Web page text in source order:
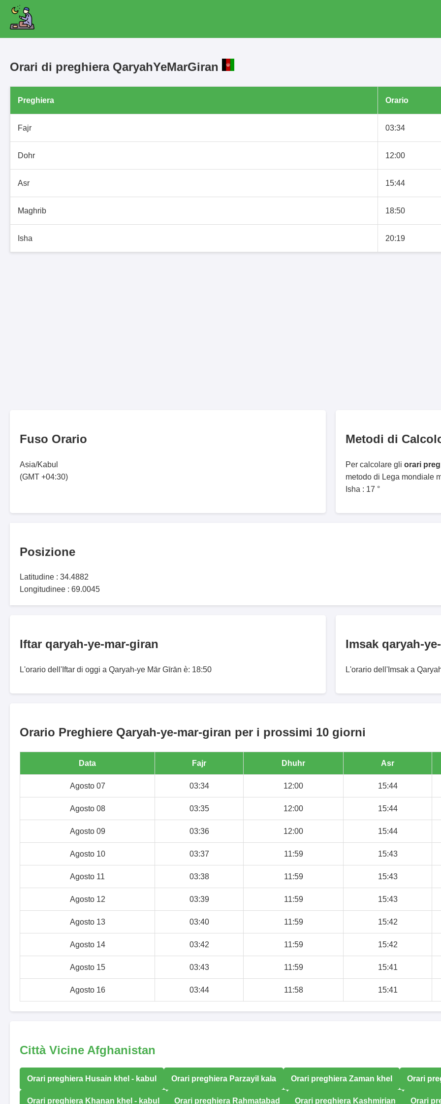
Orari di preghiera QaryahYeMarGiran
Preghiera Orario
Fajr 03:34
Dohr 12:00
Asr 15:44
Maghrib 18:50
Isha 20:19
Fuso Orario
Asia/Kabul
(GMT +04:30)
Metodi di
Per calcolare gli orari
metodo di Lega mondiale
Isha : 17 °
Posizione
Latitudine : 34.4882
Longitudinee : 69.0045
Iftar qaryah-ye-mar-giran
L'orario dell'Iftar di oggi a Qaryah-ye Mār Gīrān è: 18:50
Imsak qaryah-
L'orario dell'Imsak a
Orario Preghiere Qaryah-ye-mar-giran per i prossimi 10 giorni
Data Fajr Dhuhr Asr
Agosto 07 03:34 12:00 15:44
Agosto 08 03:35 12:00 15:44
Agosto 09 03:36 12:00 15:44
Agosto 10 03:37 11:59 15:43
Agosto 11 03:38 11:59 15:43
Agosto 12 03:39 11:59 15:43
Agosto 13 03:40 11:59 15:42
Agosto 14 03:42 11:59 15:42
Agosto 15 03:43 11:59 15:41
Agosto 16 03:44 11:58 15:41
Città Vicine Afghanistan
Orari preghiera Husain khel - kabul Orari preghiera Parzayil kala Orari preghiera Zaman khel Orari
Orari preghiera Khanan khel - kabul Orari preghiera Rahmatabad Orari preghiera Kashmirian Orari